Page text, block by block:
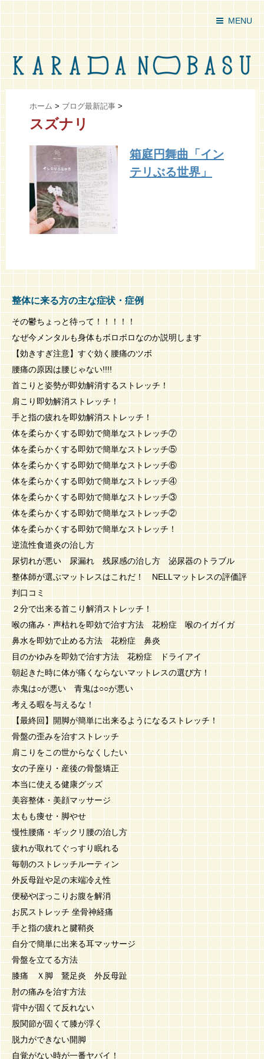
MENU
ホーム > ブログ最新記事 >
スズナリ
箱庭円舞曲「イン
テリぶる世界」
整体に来る方の主な症状・症例
その鬱ちょっと待って！！！！！
なぜ今メンタルも身体もボロボロなのか説明します
【効きすぎ注意】すぐ効く腰痛のツボ
腰痛の原因は腰じゃない!!!!
首こりと姿勢が即効解消するストレッチ！
肩こり即効解消ストレッチ！
手と指の疲れを即効解消ストレッチ！
体を柔らかくする即効で簡単なストレッチ⑦
体を柔らかくする即効で簡単なストレッチ⑤
体を柔らかくする即効で簡単なストレッチ⑥
体を柔らかくする即効で簡単なストレッチ④
体を柔らかくする即効で簡単なストレッチ③
体を柔らかくする即効で簡単なストレッチ②
体を柔らかくする即効で簡単なストレッチ！
逆流性食道炎の治し方
尿切れが悪い 尿漏れ 残尿感の治し方 泌尿器のトラブル
整体師が選ぶマットレスはこれだ！ NELLマットレスの評価評
判口コミ
２分で出来る首こり解消ストレッチ！
喉の痛み・声枯れを即効で治す方法 花粉症 喉のイガイガ
鼻水を即効で止める方法 花粉症 鼻炎
目のかゆみを即効で治す方法 花粉症 ドライアイ
朝起きた時に体が痛くならないマットレスの選び方！
赤鬼は○が悪い 青鬼は○○が悪い
考える暇を与えるな！
【最終回】開脚が簡単に出来るようになるストレッチ！
骨盤の歪みを治すストレッチ
肩こりをこの世からなくしたい
女の子座り・産後の骨盤矯正
本当に使える健康グッズ
美容整体・美顔マッサージ
太もも痩せ・脚やせ
慢性腰痛・ギックリ腰の治し方
疲れが取れてぐっすり眠れる
毎朝のストレッチルーティン
外反母趾や足の末端冷え性
便秘やぽっこりお腹を解消
お尻ストレッチ 坐骨神経痛
手と指の疲れと腱鞘炎
自分で簡単に出来る耳マッサージ
骨盤を立てる方法
膝痛 Ｘ脚 鵞足炎 外反母趾
肘の痛みを治す方法
背中が固くて反れない
股関節が固くて膝が浮く
脱力ができない開脚
自覚がない時が一番ヤバイ！